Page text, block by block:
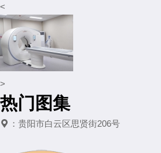
<
>
热门图集
 ： 贵阳市白云区思贤街206号